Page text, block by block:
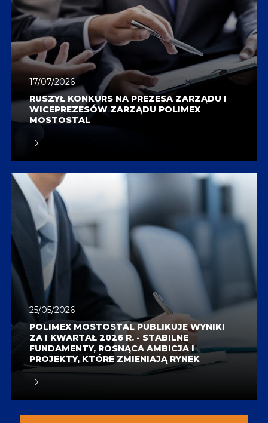
17/07/2026
RUSZYŁ KONKURS NA PREZESA ZARZĄDU I
WICEPREZESÓW ZARZĄDU POLIMEX
MOSTOSTAL
25/05/2026
POLIMEX MOSTOSTAL PUBLIKUJE WYNIKI
ZA I KWARTAŁ 2026 R. - STABILNE
FUNDAMENTY, ROSNĄCA AMBICJA I
PROJEKTY, KTÓRE ZMIENIAJĄ RYNEK